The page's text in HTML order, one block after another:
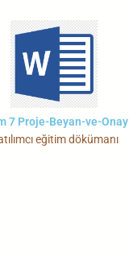
7 Proje-Beyan-ve-Onay
eğitim dökümanı